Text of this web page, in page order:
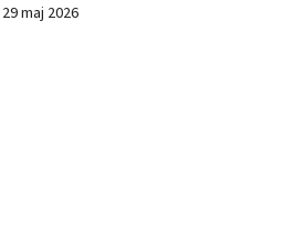
29 maj 2026